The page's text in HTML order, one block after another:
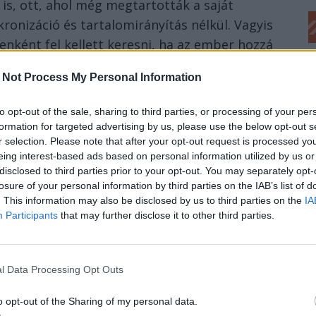
Not Process My Personal Information
opt-out of the sale, sharing to third parties, or processing of your
for targeted advertising by us, please use the below opt-out
selection. Please note that after your opt-out request is processed
interest-based ads based on personal information utilized by us
to third parties prior to your opt-out. You may separately
of your personal information by third parties on the IAB’s list of
This information may also be disclosed by us to third parties on the
Participants that may further disclose it to other third parties.
Data Processing Opt Outs
opt-out of the Sharing of my personal data.
ott, ahol még megtartották a saját
és tartalomirányítás nélkül. Vagyis
fel kellett keresni, ha az ember hozzá
ezt a milliónyi fragmentált
valós idejű virtuális térben
jelenti, hanem magát a
a felületen, a hírfolyamban jelenik meg a
bejegyzése, Rózsika néni
és a szomszéd nyaralási fotói is. Szűrés
bántó, destruktív stb. tartalmakat
talált kontentek tartalmilag
(nézettség, lájkok, megosztások